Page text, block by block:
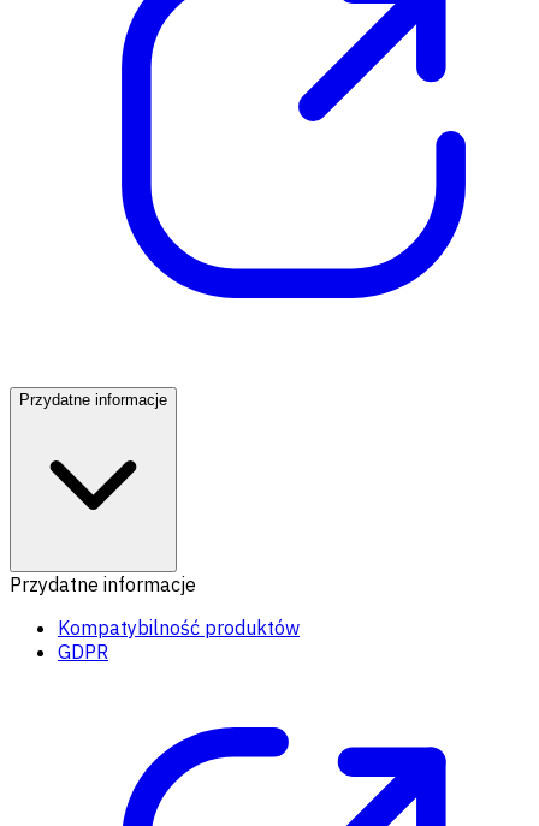
Przydatne informacje
Przydatne informacje
Kompatybilność produktów
GDPR